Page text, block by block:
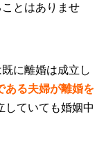
とはありませ
に離婚は成立し
ある夫婦が離婚を
していても婚姻中